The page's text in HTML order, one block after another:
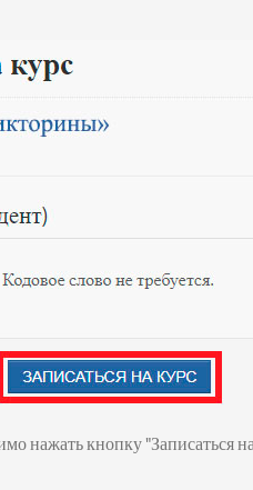
нажать кнопку "Записаться